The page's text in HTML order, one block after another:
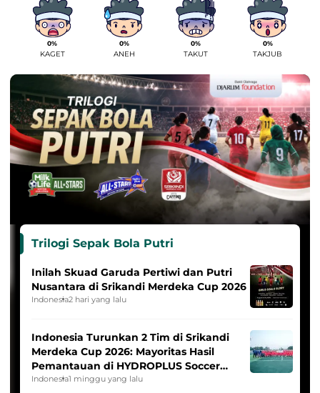
0%
KAGET
0%
ANEH
0%
TAKUT
0%
TAKJUB
Trilogi Sepak Bola Putri
Inilah Skuad Garuda Pertiwi dan Putri
Nusantara di Srikandi Merdeka Cup 2026
Indonesia2 hari yang lalu
Indonesia Turunkan 2 Tim di Srikandi
Merdeka Cup 2026: Mayoritas Hasil
Pemantauan di HYDROPLUS Soccer
League
Indonesia1 minggu yang lalu